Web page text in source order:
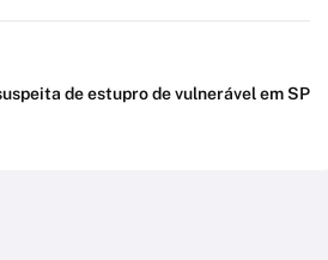
de estupro de vulnerável em SP